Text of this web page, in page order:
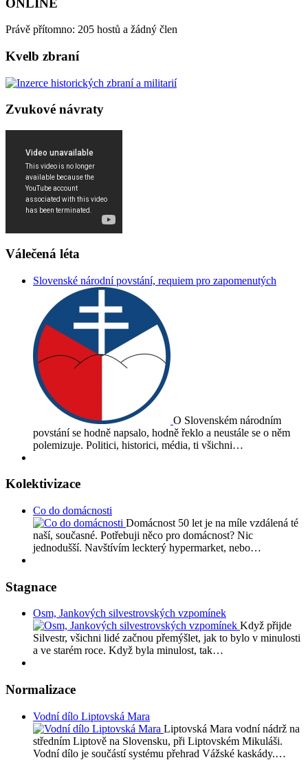
Právě přítomno: 205 hostů a žádný člen
Kvelb zbraní
Zvukové návraty
Válečená léta
Slovenské národní povstání, requiem pro zapomenutých
O Slovenském národním
povstání se hodně napsalo, hodně řeklo a neustále se o něm
polemizuje. Politici, historici, média, ti všichni…
Kolektivizace
Co do domácnosti
Domácnost 50 let je na míle vzdálená té
naší, současné. Potřebuji něco pro domácnost? Nic
jednodušší. Navštívím leckterý hypermarket, nebo…
Stagnace
Osm, Jankových silvestrovských vzpomínek
Když přijde
Silvestr, všichni lidé začnou přemýšlet, jak to bylo v minulosti
a ve starém roce. Když byla minulost, tak…
Normalizace
Vodní dílo Liptovská Mara
Liptovská Mara vodní nádrž na
středním Liptově na Slovensku, při Liptovském Mikuláši.
Vodní dílo je součástí systému přehrad Vážské kaskády.…